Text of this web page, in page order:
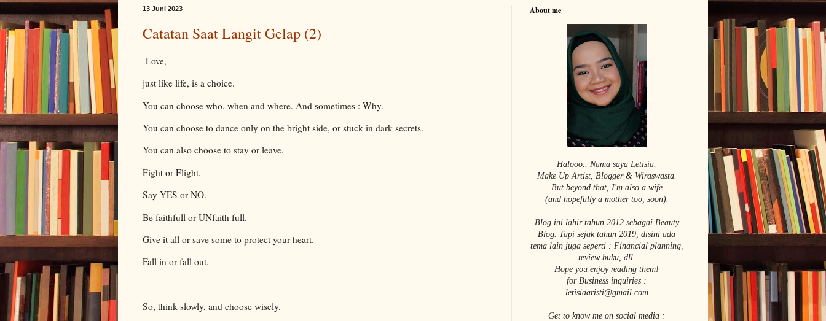
13 Juni 2023
Catatan Saat Langit Gelap (2)
Love,
just like life, is a choice.
You can choose who, when and where. And sometimes : Why.
You can choose to dance only on the bright side, or stuck in dark secrets.
You can also choose to stay or leave.
Fight or Flight.
Say YES or NO.
Be faithfull or UNfaith full.
Give it all or save some to protect your heart.
Fall in or fall out.
So, think slowly, and choose wisely.
About me
Halooo.. Nama saya Letisia.
Make Up Artist, Blogger & Wiraswasta.
But beyond that, I'm also a wife
(and hopefully a mother too, soon).
Blog ini lahir tahun 2012 sebagai Beauty
Blog. Tapi sejak tahun 2019, disini ada
tema lain juga seperti : Financial planning,
review buku, dll.
Hope you enjoy reading them!
for Business inquiries :
letisiaaristi@gmail.com
Get to know me on social media :